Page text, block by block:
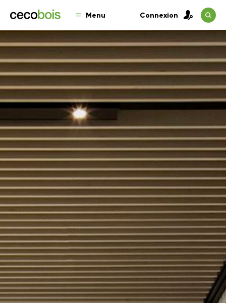
Menu Connexion